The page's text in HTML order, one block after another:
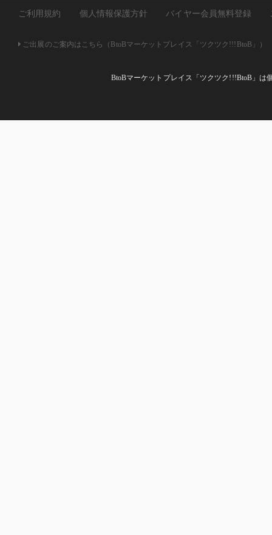
ご利用規約 個人情報保護方針 バイヤー会員無料登録
ご出展のご案内はこちら（BtoBマーケットプレイス「ツクツク!!!BtoB」）
BtoBマーケットプレイス「ツクツク!!!BtoB」は